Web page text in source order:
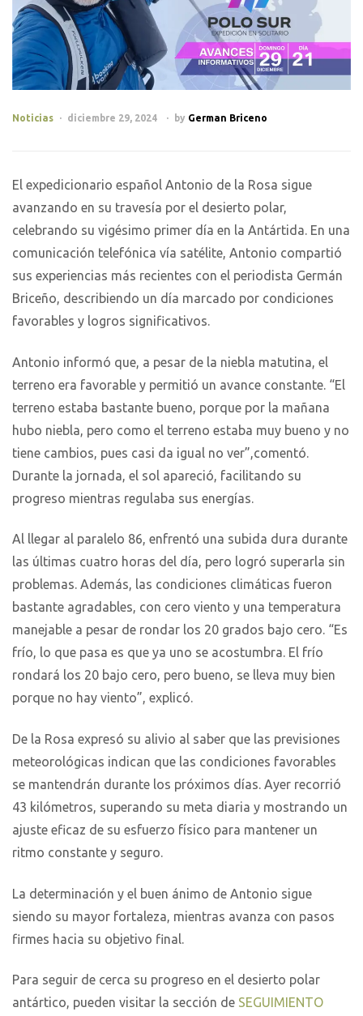
Categories
Noticias diciembre 29, 2024 by German Briceno
El expedicionario español Antonio de la Rosa sigue
avanzando en su travesía por el desierto polar,
celebrando su vigésimo primer día en la Antártida. En una
comunicación telefónica vía satélite, Antonio compartió
sus experiencias más recientes con el periodista Germán
Briceño, describiendo un día marcado por condiciones
favorables y logros significativos.
Antonio informó que, a pesar de la niebla matutina, el
terreno era favorable y permitió un avance constante. “El
terreno estaba bastante bueno, porque por la mañana
hubo niebla, pero como el terreno estaba muy bueno y no
tiene cambios, pues casi da igual no ver”,comentó.
Durante la jornada, el sol apareció, facilitando su
progreso mientras regulaba sus energías.
Al llegar al paralelo 86, enfrentó una subida dura durante
las últimas cuatro horas del día, pero logró superarla sin
problemas. Además, las condiciones climáticas fueron
bastante agradables, con cero viento y una temperatura
manejable a pesar de rondar los 20 grados bajo cero. “Es
frío, lo que pasa es que ya uno se acostumbra. El frío
rondará los 20 bajo cero, pero bueno, se lleva muy bien
porque no hay viento”, explicó.
De la Rosa expresó su alivio al saber que las previsiones
meteorológicas indican que las condiciones favorables
se mantendrán durante los próximos días. Ayer recorrió
43 kilómetros, superando su meta diaria y mostrando un
ajuste eficaz de su esfuerzo físico para mantener un
ritmo constante y seguro.
La determinación y el buen ánimo de Antonio sigue
siendo su mayor fortaleza, mientras avanza con pasos
firmes hacia su objetivo final.
Para seguir de cerca su progreso en el desierto polar
antártico, pueden visitar la sección de SEGUIMIENTO